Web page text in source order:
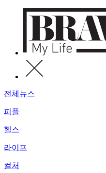
전체뉴스
피플
헬스
라이프
컬처